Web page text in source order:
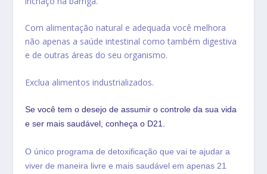
Com alimentação natural e adequada você melhora
não apenas a saúde intestinal como também digestiva
e de outras áreas do seu organismo.
Exclua alimentos industrializados.
Se você tem o desejo de assumir o controle da sua vida
e ser mais saudável, conheça o D21.
O único programa de detoxificação que vai te ajudar a
viver de maneira livre e mais saudável em apenas 21